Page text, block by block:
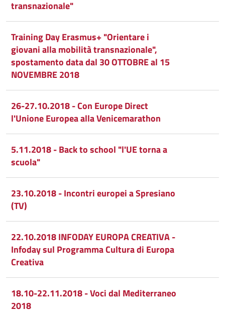
transnazionale"
Training Day Erasmus+ "Orientare i
giovani alla mobilità transnazionale",
spostamento data dal 30 OTTOBRE al 15
NOVEMBRE 2018
26-27.10.2018 - Con Europe Direct
l'Unione Europea alla Venicemarathon
5.11.2018 - Back to school "l'UE torna a
scuola"
23.10.2018 - Incontri europei a Spresiano
(TV)
22.10.2018 INFODAY EUROPA CREATIVA -
Infoday sul Programma Cultura di Europa
Creativa
18.10-22.11.2018 - Voci dal Mediterraneo
2018